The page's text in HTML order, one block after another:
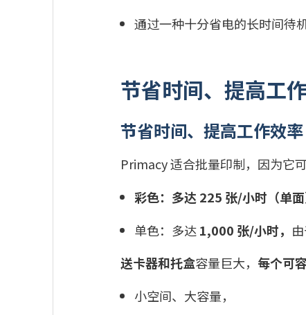
通过一种十分省电的长时间待
节省时间、提高工
节省时间、提高工作效率
Primacy 适合批量印制，因为它可
彩色：多达 225 张/小时（单面
单色：多达1,000 张/小时，
送卡器和托盒容量巨大， 每个可
小空间、大容量，